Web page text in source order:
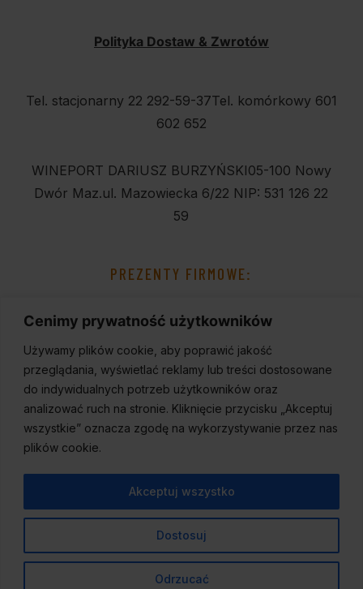
Cenimy prywatność użytkowników
Używamy plików cookie, aby poprawić jakość
przeglądania, wyświetlać reklamy lub treści dostosowane
do indywidualnych potrzeb użytkowników oraz
analizować ruch na stronie. Kliknięcie przycisku „Akceptuj
wszystkie” oznacza zgodę na wykorzystywanie przez nas
plików cookie.
Dostosuj
Odrzucać
Akceptuj wszystko
Polityka Dostaw & Zwrotów
Tel. stacjonarny 22 292-59-37Tel. komórkowy 601
602 652
WINEPORT DARIUSZ BURZYŃSKI05-100 Nowy
Dwór Maz.ul. Mazowiecka 6/22 NIP: 531 126 22
59
PREZENTY FIRMOWE:
,Wszelkie prawa zastrzeżone.